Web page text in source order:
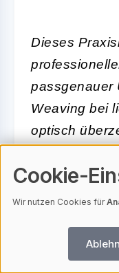
Dieses
passgenauer
Weaving bei
optisch
Wartung
Weaving
Wartung
Cookie-
Wir nutzen Cookies für